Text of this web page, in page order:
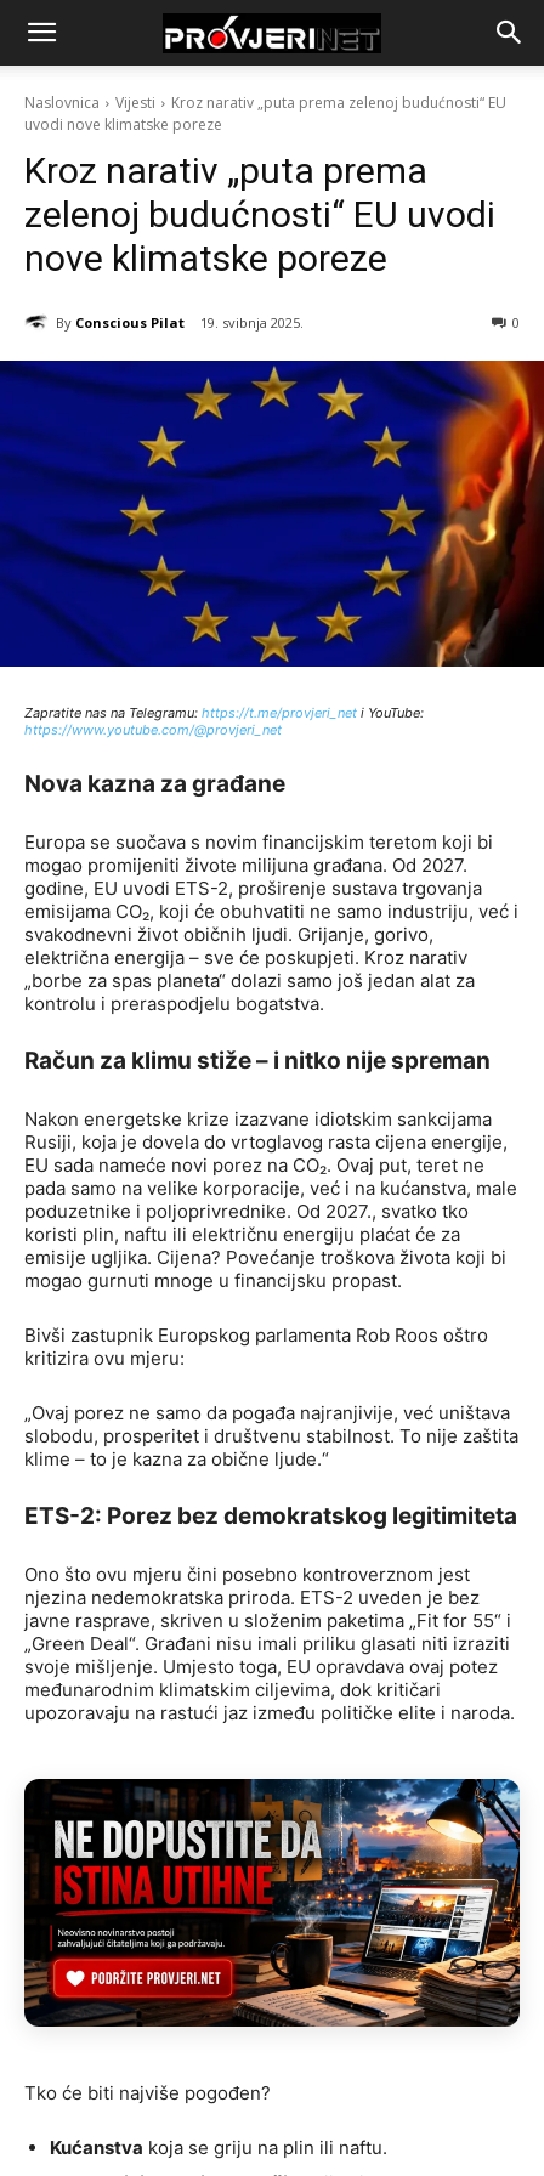
Naslovnica Vijesti
Kroz narativ „puta prema zelenoj budućnosti“ EU
uvodi nove klimatske poreze
Kroz narativ „puta prema
zelenoj budućnosti“ EU uvodi
nove klimatske poreze
By Conscious Pilat 19. svibnja 2025. 0
Zapratite nas na Telegramu: https://t.me/provjeri_net i YouTube:
https://www.youtube.com/@provjeri_net
Nova kazna za građane
Europa se suočava s novim financijskim teretom koji bi
mogao promijeniti živote milijuna građana. Od 2027.
godine, EU uvodi ETS-2, proširenje sustava trgovanja
emisijama CO₂, koji će obuhvatiti ne samo industriju, već i
svakodnevni život običnih ljudi. Grijanje, gorivo,
električna energija – sve će poskupjeti. Kroz narativ
„borbe za spas planeta“ dolazi samo još jedan alat za
kontrolu i preraspodjelu bogatstva.
Račun za klimu stiže – i nitko nije spreman
Nakon energetske krize izazvane idiotskim sankcijama
Rusiji, koja je dovela do vrtoglavog rasta cijena energije,
EU sada nameće novi porez na CO₂. Ovaj put, teret ne
pada samo na velike korporacije, već i na kućanstva, male
poduzetnike i poljoprivrednike. Od 2027., svatko tko
koristi plin, naftu ili električnu energiju plaćat će za
emisije ugljika. Cijena? Povećanje troškova života koji bi
mogao gurnuti mnoge u financijsku propast.
Bivši zastupnik Europskog parlamenta Rob Roos oštro
kritizira ovu mjeru:
„Ovaj porez ne samo da pogađa najranjivije, već uništava
slobodu, prosperitet i društvenu stabilnost. To nije zaštita
klime – to je kazna za obične ljude.“
ETS-2: Porez bez demokratskog legitimiteta
Ono što ovu mjeru čini posebno kontroverznom jest
njezina nedemokratska priroda. ETS-2 uveden je bez
javne rasprave, skriven u složenim paketima „Fit for 55“ i
„Green Deal“. Građani nisu imali priliku glasati niti izraziti
svoje mišljenje. Umjesto toga, EU opravdava ovaj potez
međunarodnim klimatskim ciljevima, dok kritičari
upozoravaju na rastući jaz između političke elite i naroda.
Tko će biti najviše pogođen?
Kućanstva koja se griju na plin ili naftu.